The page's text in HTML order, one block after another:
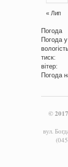
« Лип
Погода
Погода у
тиск:
вітер:
Погода
© 2017
вул.